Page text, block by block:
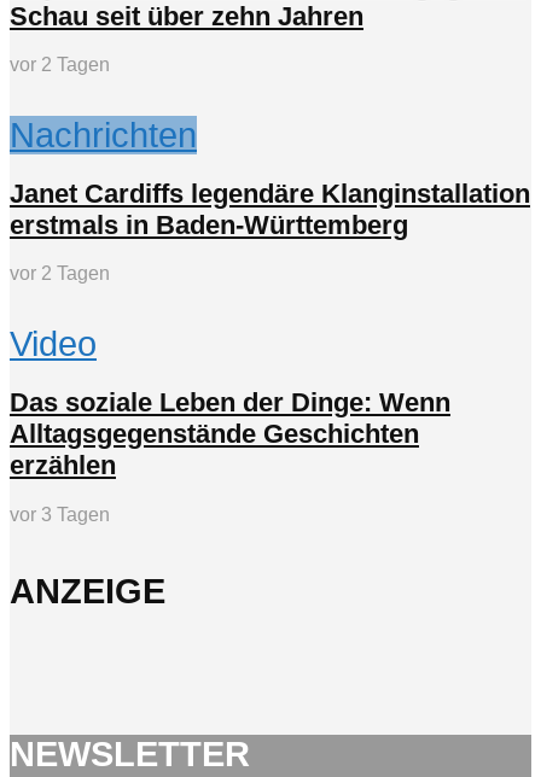
Schau seit über zehn Jahren
vor 2 Tagen
Nachrichten
Janet Cardiffs legendäre Klanginstallation
erstmals in Baden-Württemberg
vor 2 Tagen
Video
Das soziale Leben der Dinge: Wenn
Alltagsgegenstände Geschichten
erzählen
vor 3 Tagen
ANZEIGE
NEWSLETTER